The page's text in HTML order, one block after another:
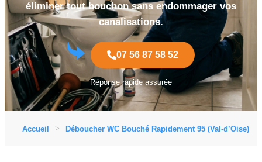
éliminer tout bouchon sans endommager vos
canalisations.
07 56 87 58 52
Réponse rapide assurée
Accueil Déboucher WC Bouché Rapidement 95 (Val-d’Oise)